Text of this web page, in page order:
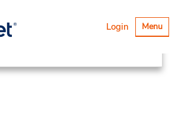
Alternar
Menu
Login
Asia Pacific